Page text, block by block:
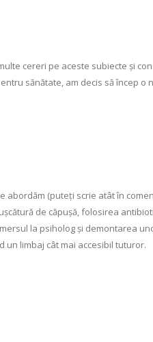
cereri pe aceste subiecte și
sănătate, am decis să încep o
(puteți scrie atât în
de căpușă, folosirea
la psiholog și demontarea
limbaj cât mai accesibil tuturor.